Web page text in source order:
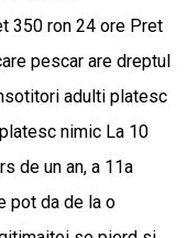
350 ron 24 ore Pret
pescar are dreptul
adulti platesc
nimic La 10
de un an, a 11a
pot da de la o